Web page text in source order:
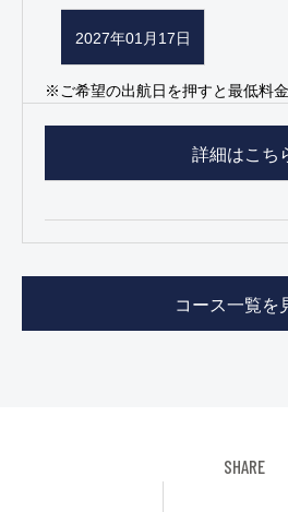
2027年01月17日
※ご希望の出航日を押すと最低料
詳細はこち
コース一覧を
SHARE